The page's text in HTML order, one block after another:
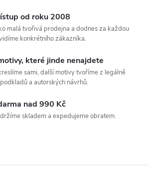
od roku 2008
malá tvořivá prodejna a dodnes za každou
konkrétního zákazníka.
které jinde nenajdete
sami, další motivy tvoříme z legálně
a autorských návrhů.
nad 990 Kč
skladem a expedujeme obratem.